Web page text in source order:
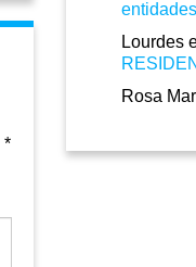
*
Lourdes
Rosa